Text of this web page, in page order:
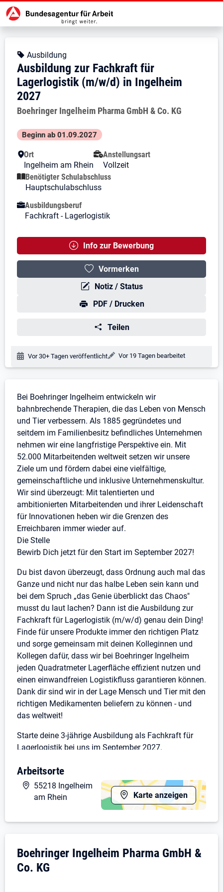
Zur Jobsuche Startseite
Stellendetails zu: Ausbildung
Ausbildung zur Fachkraft
Ausbildung zur Fachkraft für
Kopfbereich
Angebotsart:
Ausbildung
Ausbildung zur Fachkraft für
Lagerlogistik (m/w/d) in Ingelheim
2027
Arbeitgeber:
Boehringer Ingelheim Pharma GmbH & Co. KG
Besondere Merkmale
Beginn ab 01.09.2027
Ort
Ingelheim am Rhein
Anstellungsart
Vollzeit
Benötigter Schulabschluss
Hauptschulabschluss
Ausbildungsberuf
Fachkraft - Lagerlogistik
Info zur Bewerbung
Vormerken
Notiz / Status
PDF / Drucken
Teilen
Veröffentlichungsdatum:
Vor 30+ Tagen veröffentlicht Änderungsdatum:
Vor 19 Tagen bearbeitet
Stellenbeschreibung
Bei Boehringer Ingelheim entwickeln wir
bahnbrechende Therapien, die das Leben von Mensch
und Tier verbessern. Als 1885 gegründetes und
seitdem im Familienbesitz befindliches Unternehmen
nehmen wir eine langfristige Perspektive ein. Mit
52.000 Mitarbeitenden weltweit setzen wir unsere
Ziele um und fördern dabei eine vielfältige,
gemeinschaftliche und inklusive Unternehmenskultur.
Wir sind überzeugt: Mit talentierten und
ambitionierten Mitarbeitenden und ihrer Leidenschaft
für Innovationen heben wir die Grenzen des
Erreichbaren immer wieder auf.
Die Stelle
Bewirb Dich jetzt für den Start im September 2027!
Du bist davon überzeugt, dass Ordnung auch mal das
Ganze und nicht nur das halbe Leben sein kann und
bei dem Spruch „das Genie überblickt das Chaos"
musst du laut lachen? Dann ist die Ausbildung zur
Fachkraft für Lagerlogistik (m/w/d) genau dein Ding!
Finde für unsere Produkte immer den richtigen Platz
und sorge gemeinsam mit deinen Kolleginnen und
Kollegen dafür, dass wir bei Boehringer Ingelheim
jeden Quadratmeter Lagerfläche effizient nutzen und
einen einwandfreien Logistikfluss garantieren können.
Dank dir sind wir in der Lage Mensch und Tier mit den
richtigen Medikamenten beliefern zu können - und
das weltweit!
Starte deine 3-jährige Ausbildung als Fachkraft für
Lagerlogistik bei uns im September 2027.
deinem aktuellen Lebenslauf, deinem Anschreiben
sowie deinen letzten beiden Schulzeugnissen. Bitte
beachte, dass wir unvollständige Bewerbungen nicht
berücksichtigen können.
Abschicken Deiner Bewerbung regelmäßig deine E-
Mails zu prüfen.
Aufgaben und Zuständigkeiten
Arbeitsorte
Karte anzeigen
55218 Ingelheim
am Rhein
Unternehmensdarstellung: Boehringer
Boehringer Ingelheim Pharma GmbH &
Co. KG